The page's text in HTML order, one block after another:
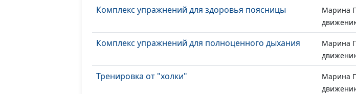
Комплекс упражнений для здоровья поясницы
Марина
Комплекс упражнений для полноценного дыхания
Марина
Тренировка от "холки"
Марина